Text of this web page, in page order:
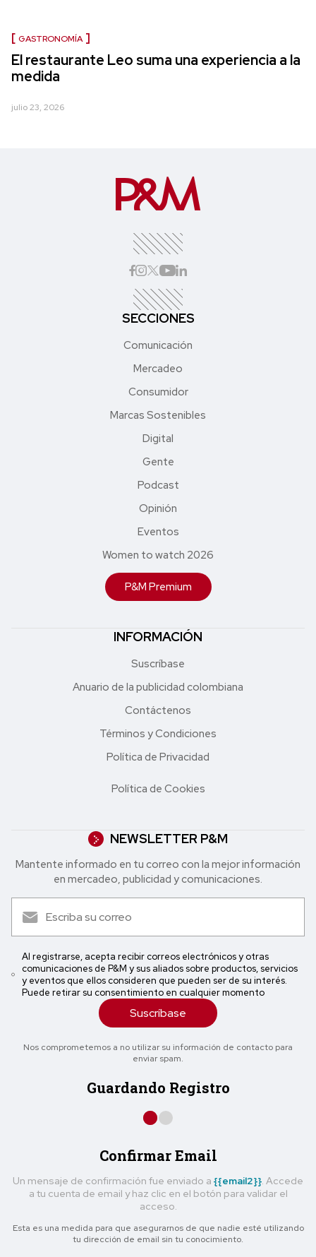
GASTRONOMÍA
El restaurante Leo suma una experiencia a la
medida
julio 23, 2026
SECCIONES
Comunicación
Mercadeo
Consumidor
Marcas Sostenibles
Digital
Gente
Podcast
Opinión
Eventos
Women to watch 2026
P&M Premium
INFORMACIÓN
Suscríbase
Anuario de la publicidad colombiana
Contáctenos
Términos y Condiciones
Política de Privacidad
Política de Cookies
NEWSLETTER P&M
Mantente informado en tu correo con la mejor in formación
en mercadeo, publicidad y comunicaciones.
Al registrarse, acepta recibir correos electrónicos y otras
comunicaciones de P&M y sus aliados sobre productos, servicios
y eventos que ellos consideren que pueden ser de su interés.
Puede retirar su consentimiento en cualquier momento
Suscríbase
Nos comprometemos a no utilizar su información de contacto para
enviar spam.
Guardando Registro
Confirmar Email
Un mensaje de confirmación fue enviado a {{email2}} . Accede
a tu cuenta de email y haz clic en el botón para validar el
acceso.
Esta es una medida para que asegurarnos de que nadie esté utilizando
tu dirección de email sin tu conocimiento.